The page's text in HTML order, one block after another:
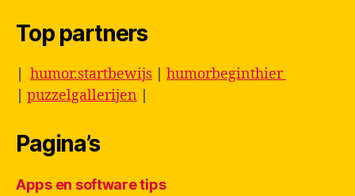
Top partners
humor.startbewijs
humorbeginthier
puzzelgallerijen
Pagina’s
Apps en software tips